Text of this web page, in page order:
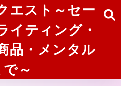
エスト～セー
イティング・
品・メンタル
で～